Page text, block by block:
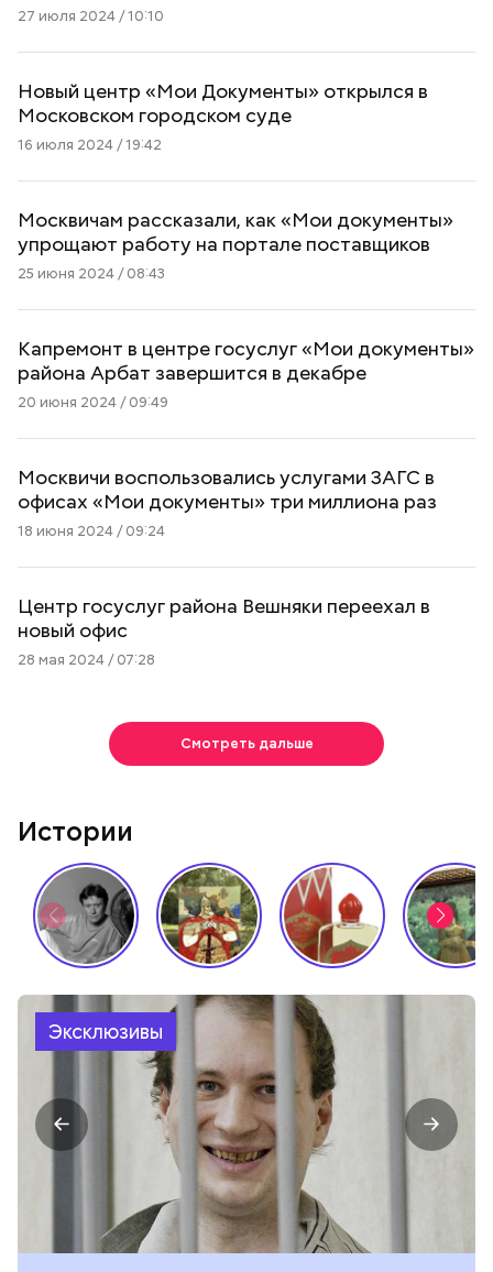
27 июля 2024 / 10:10
Новый центр «Мои Документы» открылся в
Московском городском суде
16 июля 2024 / 19:42
Москвичам рассказали, как «Мои документы»
упрощают работу на портале поставщиков
25 июня 2024 / 08:43
Капремонт в центре госуслуг «Мои документы»
района Арбат завершится в декабре
20 июня 2024 / 09:49
Москвичи воспользовались услугами ЗАГС в
офисах «Мои документы» три миллиона раз
18 июня 2024 / 09:24
Центр госуслуг района Вешняки переехал в
новый офис
28 мая 2024 / 07:28
Смотреть дальше
Истории
Эксклюзивы